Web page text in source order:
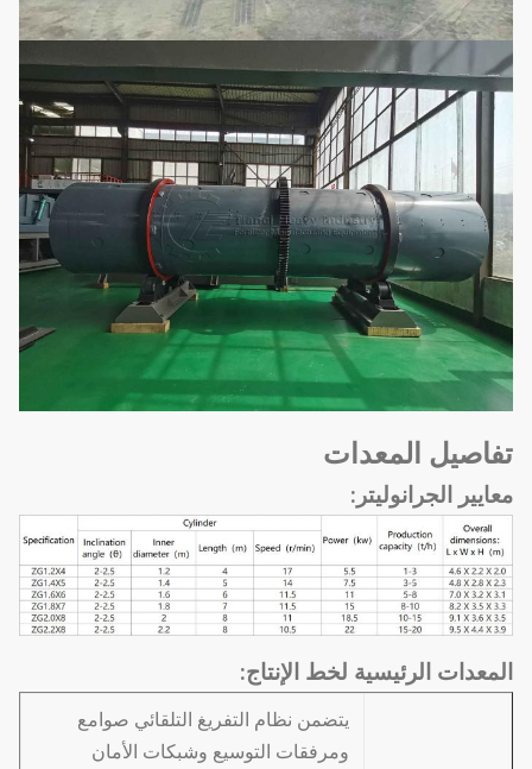
تفاصيل المعدات
معايير الجرانوليتر:
المعدات الرئيسية لخط الإنتاج:
يتضمن نظام التفريغ التلقائي صوامع
ومرفقات التوسيع وشبكات الأمان